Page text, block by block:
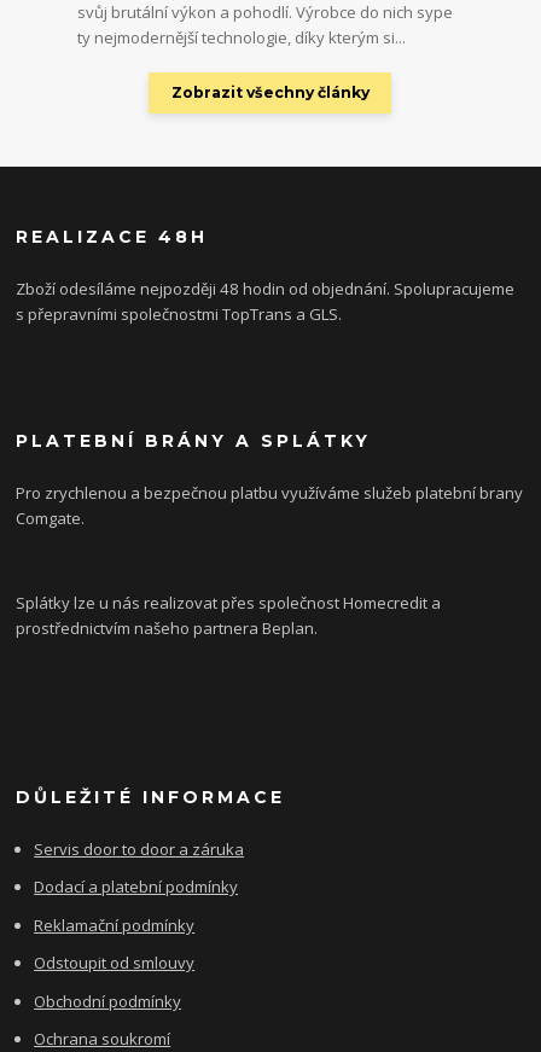
svůj brutální výkon a pohodlí. Výrobce do nich sype
ty nejmodernější technologie, díky kterým si...
Zobrazit všechny články
REALIZACE 48H
Zboží odesíláme nejpozději 48 hodin od objednání. Spolupracujeme
s přepravními společnostmi TopTrans a GLS.
PLATEBNÍ BRÁNY A SPLÁTKY
Pro zrychlenou a bezpečnou platbu využíváme služeb platební brany
Comgate.
Splátky lze u nás realizovat přes společnost Homecredit a
prostřednictvím našeho partnera Beplan.
DŮLEŽITÉ INFORMACE
Servis door to door a záruka
Dodací a platební podmínky
Reklamační podmínky
Odstoupit od smlouvy
Obchodní podmínky
Ochrana soukromí